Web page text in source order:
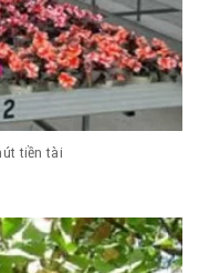
tiền tài